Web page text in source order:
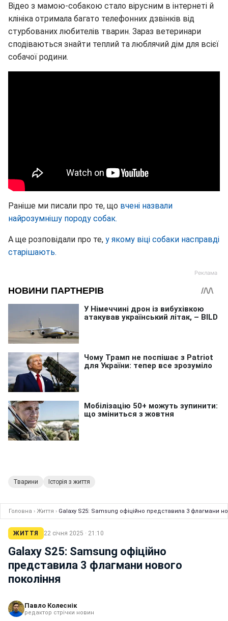
Відео з мамою-собакою стало вірусним в інтернеті й
клініка отримала багато телефонних дзвінків від
стурбованих любителів тварин. Зараз ветеринари
сподіваються знайти теплий та люблячий дім для всієї
собачої родини.
Раніше ми писали про те, що вчені назвали
найрозумнішу породу собак.
А ще розповідали про те, у якому віці собаки насправді
старішають.
Тварини Історія з життя
Головна › Життя › Galaxy S25: Samsung офіційно представила 3 флагмани
ЖИТТЯ 22 січня 2025 · 21:10
Galaxy S25: Samsung офіційно
представила 3 флагмани нового
покоління
Павло Колеснік
редактор стрічки новин